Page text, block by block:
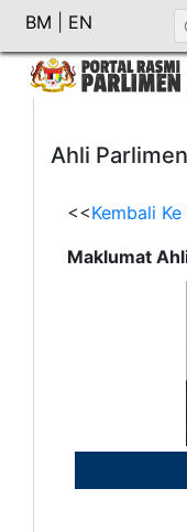
BM EN
Ahli Parlimen
<<Kembali
Maklumat